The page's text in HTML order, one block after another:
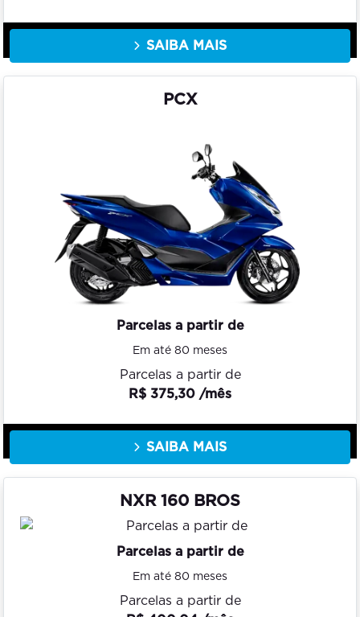
SAIBA MAIS
PCX
Parcelas a partir de
Em até 80 meses
Parcelas a partir de
R$ 375,30 /mês
SAIBA MAIS
NXR 160 BROS
Parcelas a partir de
Em até 80 meses
Parcelas a partir de